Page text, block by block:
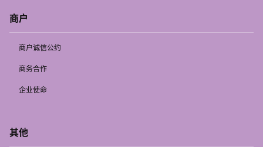
商户
商户诚信公约
商务合作
企业使命
其他